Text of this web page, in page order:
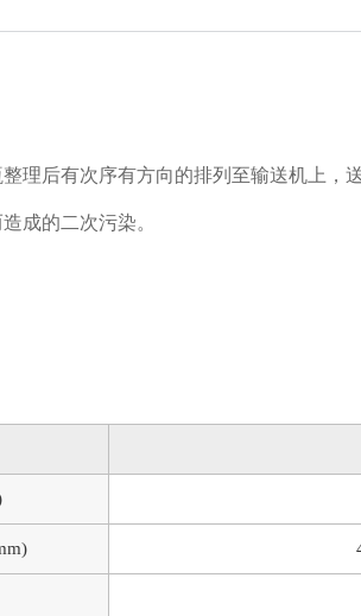
理后有次序有方向的排列至输送机上
成的二次污染。